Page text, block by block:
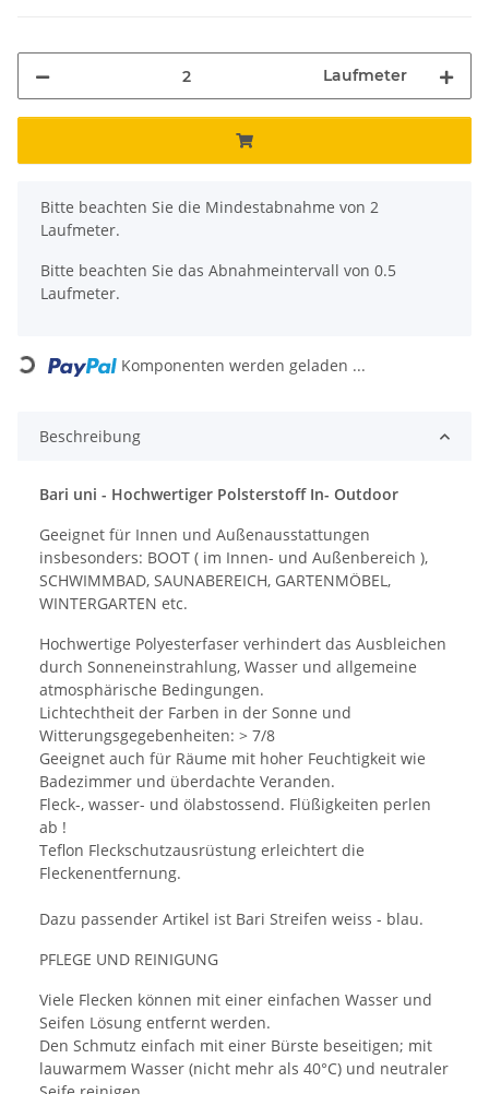
Laufmeter
x
Bitte beachten Sie die Mindestabnahme von 2
Laufmeter.
Bitte beachten Sie das Abnahmeintervall von 0.5
Laufmeter.
Loading... Komponenten werden geladen ...
Beschreibung
Bari uni - Hochwertiger Polsterstoff In- Outdoor
Geeignet für Innen und Außenausstattungen
insbesonders: BOOT ( im Innen- und Außenbereich ),
SCHWIMMBAD, SAUNABEREICH, GARTENMÖBEL,
WINTERGARTEN etc.
Hochwertige Polyesterfaser verhindert das Ausbleichen
durch Sonneneinstrahlung, Wasser und allgemeine
atmosphärische Bedingungen.
Lichtechtheit der Farben in der Sonne und
Witterungsgegebenheiten: > 7/8
Geeignet auch für Räume mit hoher Feuchtigkeit wie
Badezimmer und überdachte Veranden.
Fleck-, wasser- und ölabstossend. Flüßigkeiten perlen
ab !
Teflon Fleckschutzausrüstung erleichtert die
Fleckenentfernung.
Dazu passender Artikel ist Bari Streifen weiss - blau.
PFLEGE UND REINIGUNG
Viele Flecken können mit einer einfachen Wasser und
Seifen Lösung entfernt werden.
Den Schmutz einfach mit einer Bürste beseitigen; mit
lauwarmem Wasser (nicht mehr als 40°C) und neutraler